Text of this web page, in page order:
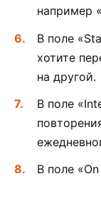
например
В поле
хотите
на другой.
В поле
В поле